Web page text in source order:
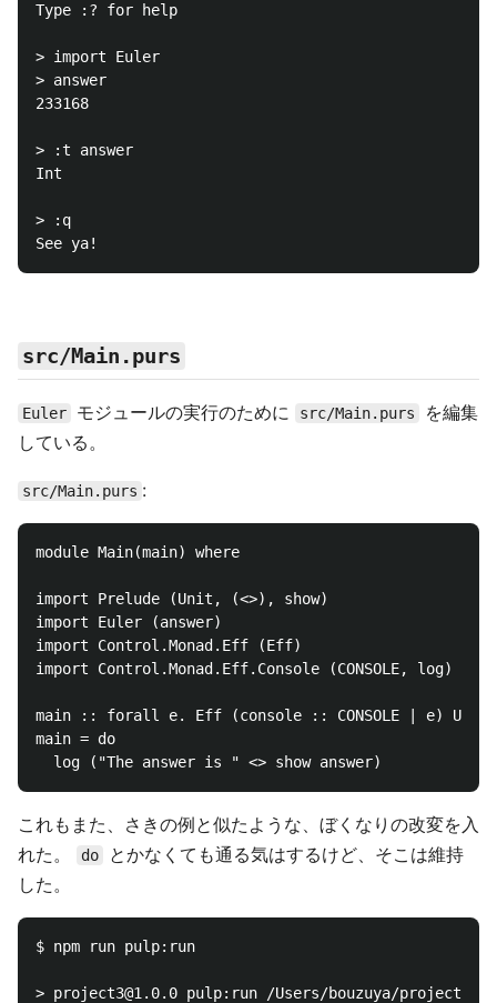
Type :? for help
> import Euler
> answer
233168
> :t answer
Int
> :q
src/Main.purs
Euler モジュールの実行のために src/Main.purs
を編集
している。
src/Main.purs :
module Main(main) where
import Prelude (Unit, (<>), show)
import Euler (answer)
import Control.Monad.Eff (Eff)
import Control.Monad.Eff.Console (CONSOLE, log)
main :: forall e. Eff (console :: CONSOLE | e) Unit
main = do
これもまた、さきの例と似たような、ぼくなりの改変を入
れた。
do
とかなくても通る気はするけど、そこは維持
した。
$ npm run pulp:run
> project3@1.0.0 pulp:run /Users/bouzuya/project3